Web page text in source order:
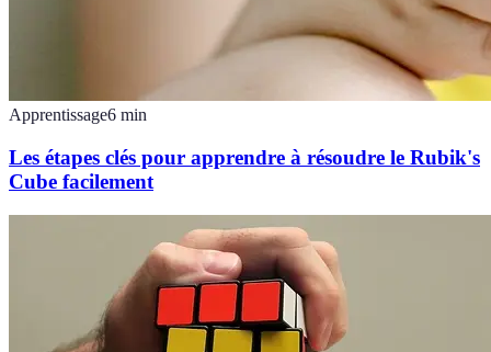
Apprentissage6 min
Les étapes clés pour apprendre à résoudre le Rubik's
Cube facilement